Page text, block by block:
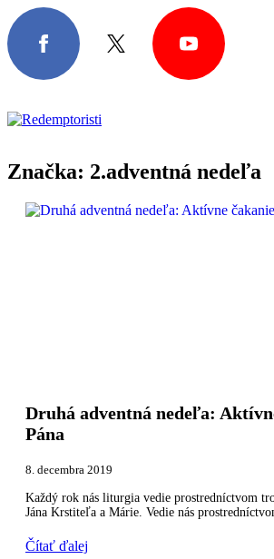
Značka: 2.adventná nedeľa
Druhá adventná nedeľa:
Pána
8. decembra 2019
Každý rok nás liturgia vedie prostredníctvom
Jána Krstiteľa a Márie. Vedie nás
Čítať ďalej